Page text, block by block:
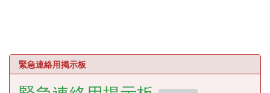
緊急連絡用掲示板